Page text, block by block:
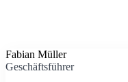
Fabian Müller
Geschäftsführer